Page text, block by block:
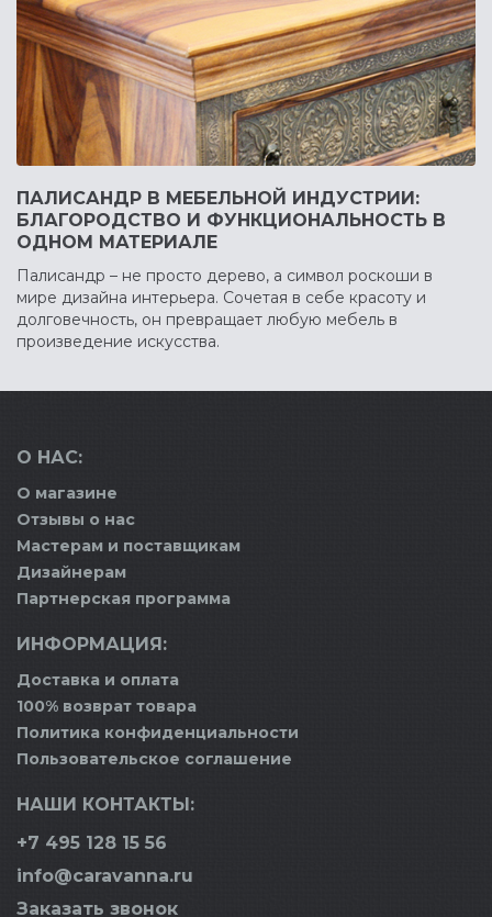
ПАЛИСАНДР В МЕБЕЛЬНОЙ ИНДУСТРИИ:
БЛАГОРОДСТВО И ФУНКЦИОНАЛЬНОСТЬ В
ОДНОМ МАТЕРИАЛЕ
Палисандр – не просто дерево, а символ роскоши в
мире дизайна интерьера. Сочетая в себе красоту и
долговечность, он превращает любую мебель в
произведение искусства.
О НАС:
О магазине
Отзывы о нас
Мастерам и поставщикам
Дизайнерам
Партнерская программа
ИНФОРМАЦИЯ:
Доставка и оплата
100% возврат товара
Политика конфиденциальности
Пользовательское соглашение
НАШИ КОНТАКТЫ:
+7 495 128 15 56
info@caravanna.ru
Заказать звонок